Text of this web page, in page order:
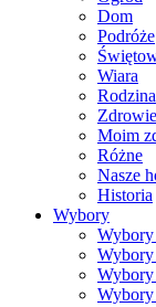
Dom
Podróże
Wiara
Rodzina
Zdrowie
Moim
Różne
Nasze
Historia
Wybory
Wybory
Wybory
Wybory
Wybory